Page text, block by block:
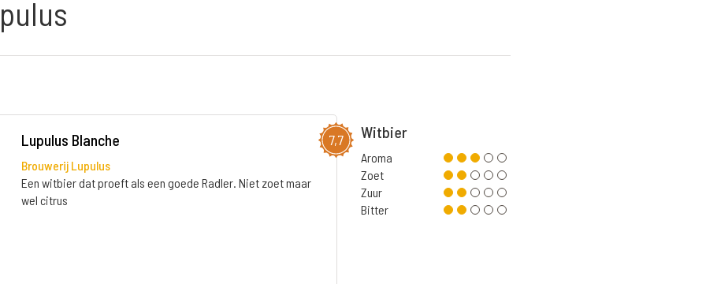
7,7
Lupulus Blanche
Brouwerij Lupulus
Een witbier dat proeft als een goede Radler. Niet zoet maar
wel citrus
Witbier
Aroma
Zoet
Zuur
Bitter